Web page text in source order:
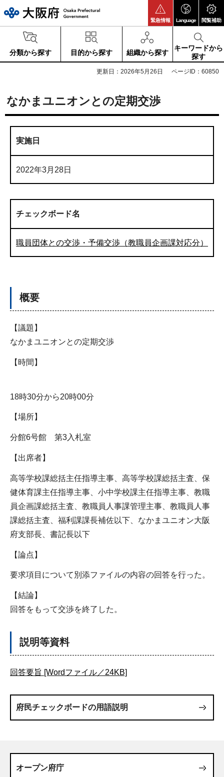
緊急情報 Language 閲覧補助
分類から探す 目的から探す 組織から探す
キーワードから
探す
更新日：2026年5月26日 ページID：60850
なかまユニオンとの定期交渉
実施日
2022年3月28日
チェックボード名
職員団体との交渉・予備交渉（教職員企画課対応分）
概要
【議題】
なかまユニオンとの定期交渉
【時間】
18時30分から20時00分
【場所】
分館6号館 第3入札室
【出席者】
高等学校課総括主任指導主事、高等学校課総括主査、保
健体育課主任指導主事、小中学校課主任指導主事、教職
員企画課総括主査、教職員人事課管理主事、教職員人事
課総括主査、福利課課長補佐以下、なかまユニオン大阪
府支部長、書記長以下
【論点】
要求項目について別添ファイルの内容の回答を行った。
【結論】
回答をもって交渉を終了した。
説明等資料
回答要旨 [Wordファイル／24KB]
府民チェックボードの用語説明
オープン府庁